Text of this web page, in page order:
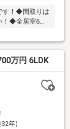
す！◆間取りは
！◆全居室6帖
ター付き対面
間です！◆キッ
採光以上で、
間や寝室、く
室収納付き
ース2台分ご
万円 6LDK
32年)